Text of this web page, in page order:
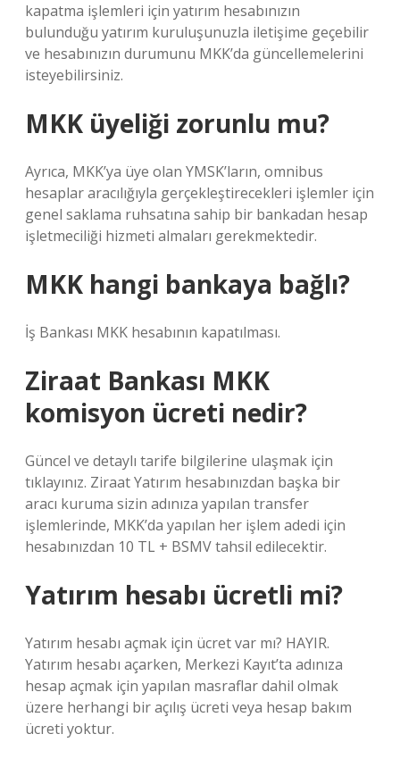
kapatma işlemleri için yatırım hesabınızın
bulunduğu yatırım kuruluşunuzla iletişime geçebilir
ve hesabınızın durumunu MKK’da güncellemelerini
isteyebilirsiniz.
MKK üyeliği zorunlu mu?
Ayrıca, MKK’ya üye olan YMSK’ların, omnibus
hesaplar aracılığıyla gerçekleştirecekleri işlemler için
genel saklama ruhsatına sahip bir bankadan hesap
işletmeciliği hizmeti almaları gerekmektedir.
MKK hangi bankaya bağlı?
İş Bankası MKK hesabının kapatılması.
Ziraat Bankası MKK
komisyon ücreti nedir?
Güncel ve detaylı tarife bilgilerine ulaşmak için
tıklayınız. Ziraat Yatırım hesabınızdan başka bir
aracı kuruma sizin adınıza yapılan transfer
işlemlerinde, MKK’da yapılan her işlem adedi için
hesabınızdan 10 TL + BSMV tahsil edilecektir.
Yatırım hesabı ücretli mi?
Yatırım hesabı açmak için ücret var mı? HAYIR.
Yatırım hesabı açarken, Merkezi Kayıt’ta adınıza
hesap açmak için yapılan masraflar dahil olmak
üzere herhangi bir açılış ücreti veya hesap bakım
ücreti yoktur.